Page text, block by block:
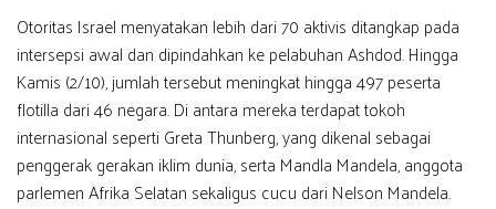
Otoritas Israel menyatakan lebih dari 70 aktivis ditangkap pada
intersepsi awal dan dipindahkan ke pelabuhan Ashdod. Hingga
Kamis (2/10), jumlah tersebut meningkat hingga 497 peserta
flotilla dari 46 negara. Di antara mereka terdapat tokoh
internasional seperti Greta Thunberg, yang dikenal sebagai
penggerak gerakan iklim dunia, serta Mandla Mandela, anggota
parlemen Afrika Selatan sekaligus cucu dari Nelson Mandela.